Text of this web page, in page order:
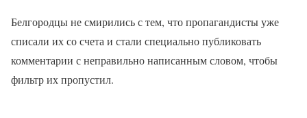
Белгородцы не смирились с тем, что пропагандисты уже
списали их со счета и стали специально публиковать
комментарии с неправильно написанным словом, чтобы
фильтр их пропустил.